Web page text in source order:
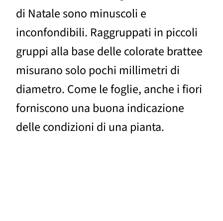
di Natale sono minuscoli e
inconfondibili. Raggruppati in piccoli
gruppi alla base delle colorate brattee
misurano solo pochi millimetri di
diametro. Come le foglie, anche i fiori
forniscono una buona indicazione
delle condizioni di una pianta.